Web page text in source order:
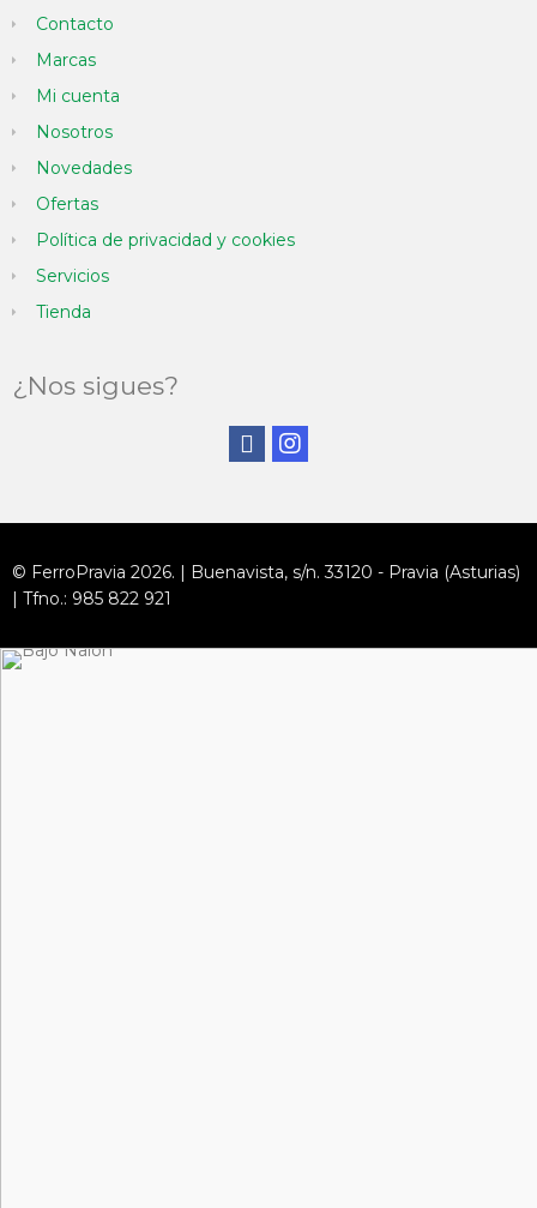
Contacto
Marcas
Mi cuenta
Nosotros
Novedades
Ofertas
Política de privacidad y cookies
Servicios
Tienda
¿Nos sigues?
© FerroPravia 2026. | Buenavista, s/n. 33120 - Pravia (Asturias)
| Tfno.: 985 822 921